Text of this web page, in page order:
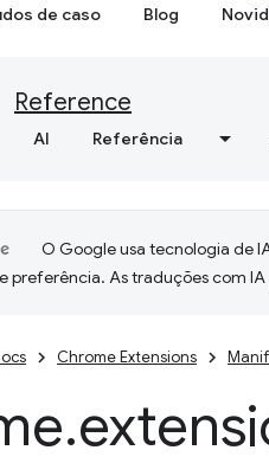
de caso Blog
Reference
AI Referência
O Google usa tecnologia de
preferência. As traduções com
Chrome Extensions
.